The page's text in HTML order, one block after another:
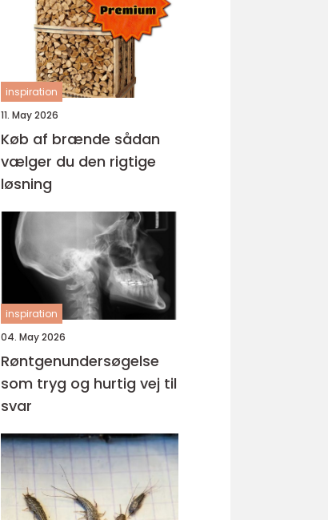
inspiration
11. May 2026
Køb af brænde sådan
vælger du den rigtige
løsning
inspiration
04. May 2026
Røntgenundersøgelse
som tryg og hurtig vej til
svar